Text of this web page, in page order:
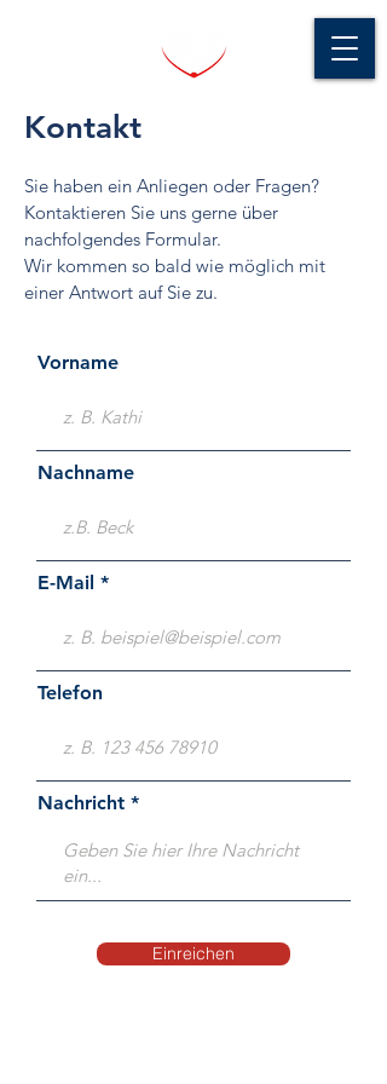
Kontakt
Sie haben ein Anliegen oder Fragen?
Kontaktieren Sie uns gerne über
nachfolgendes Formular.
Wir kommen so bald wie möglich mit
einer Antwort auf Sie zu.
Vorname
Nachname
E-Mail
Telefon
Nachricht
Einreichen